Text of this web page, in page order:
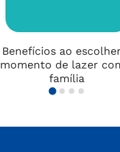
Benefícios ao
momento de lazer
família